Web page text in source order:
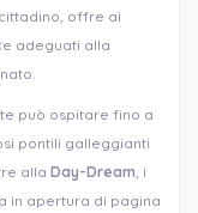
offre ai
adeguati alla
può ospitare fino a
pontili galleggianti
alla Day-Dream , i
in apertura di pagina